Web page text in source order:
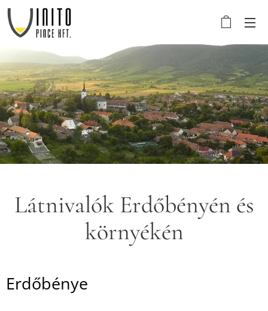
Látnivalók Erdőbényén és
környékén
Erdőbénye